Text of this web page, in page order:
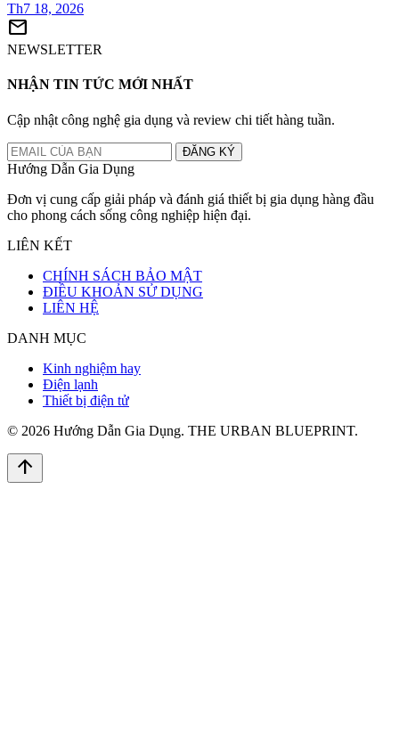
Th7 18, 2026
mail
NEWSLETTER
NHẬN TIN TỨC MỚI NHẤT
Cập nhật công nghệ gia dụng và review chi tiết hàng tuần.
ĐĂNG KÝ
Hướng Dẫn Gia Dụng
Đơn vị cung cấp giải pháp và đánh giá thiết bị gia dụng hàng đầu
cho phong cách sống công nghiệp hiện đại.
LIÊN KẾT
CHÍNH SÁCH BẢO MẬT
ĐIỀU KHOẢN SỬ DỤNG
LIÊN HỆ
DANH MỤC
Kinh nghiệm hay
Điện lạnh
Thiết bị điện tử
© 2026 Hướng Dẫn Gia Dụng. THE URBAN BLUEPRINT.
arrow_upward